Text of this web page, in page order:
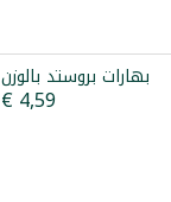
بهارات بروستد بالوزن
€ 4,59